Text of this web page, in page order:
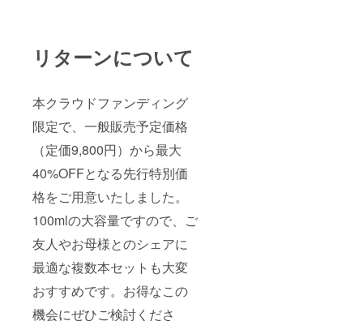
リターンについて
本クラウドファンディング
限定で、一般販売予定価格
（定価9,800円）から最大
40%OFFとなる先行特別価
格をご用意いたしました。
100mlの大容量ですので、ご
友人やお母様とのシェアに
最適な複数本セットも大変
おすすめです。お得なこの
機会にぜひご検討くださ